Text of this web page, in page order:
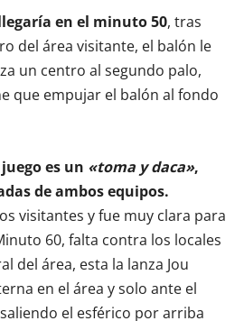
en el minuto 50, tras
del área visitante, el balón le
un centro al segundo palo,
que empujar el balón al fondo
es un «toma y daca»,
de ambos equipos.
visitantes y fue muy clara para
60, falta contra los locales
del área, esta la lanza Jou
en el área y solo ante el
el esférico por arriba